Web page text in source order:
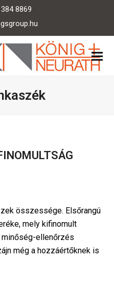
8869
összessége. Elsőrangú
mely kifinomult
ellenőrzés
még a hozzáértőknek is